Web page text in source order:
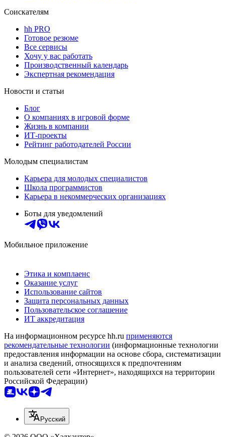
Соискателям
hh PRO
Готовое резюме
Все сервисы
Хочу у вас работать
Производственный календарь
Экспертная рекомендация
Новости и статьи
Блог
О компаниях в игровой форме
Жизнь в компании
ИТ-проекты
Рейтинг работодателей России
Молодым специалистам
Карьера для молодых специалистов
Школа программистов
Карьера в некоммерческих организациях
Боты для уведомлений
Мобильное приложение
Этика и комплаенс
Оказание услуг
Использование сайтов
Защита персональных данных
Пользовательское соглашение
ИТ аккредитация
На информационном ресурсе hh.ru применяются
рекомендательные технологии (информационные технологии
предоставления информации на основе сбора, систематизации
и анализа сведений, относящихся к предпочтениям
пользователей сети «Интернет», находящихся на территории
Российской Федерации)
Русский